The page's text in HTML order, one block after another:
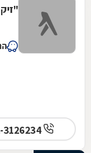
072-3126234